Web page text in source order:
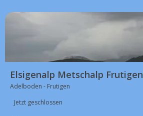
Elsigenalp Metschalp Frutigen
Adelboden - Frutigen
Jetzt geschlossen